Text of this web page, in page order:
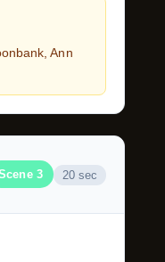
Ann
3 20 sec